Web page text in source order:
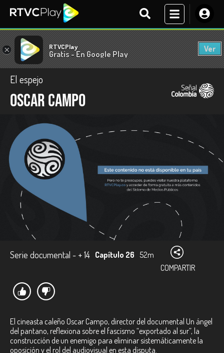
× RTVCPlay
Gratis - En Google Play
Ver
El espejo
Oscar Campo
Serie documental - + 14 Capítulo 26 52m
COMPARTIR
El cineasta caleño Oscar Campo, director del documental Un ángel
del pantano, reflexiona sobre el fascismo “exportado al sur”, la
construcción de un enemigo para eliminar sistemáticamente la
oposición y el rol del audiovisual en esta disputa.